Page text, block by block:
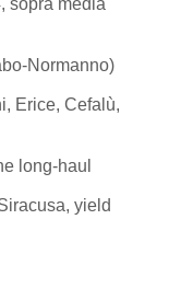
sopra media
Normanno)
Erice, Cefalù,
long-haul
yield